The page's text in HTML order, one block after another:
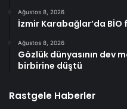
Ağustos 8, 2026
İzmir Karabağlar’da BİO
Ağustos 8, 2026
Gözlük dünyasının dev
birbirine düştü
Rastgele Haberler